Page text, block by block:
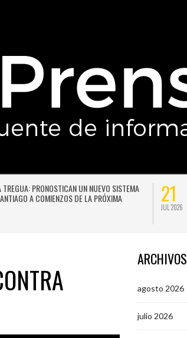
PRONOSTICAN UN NUEVO SISTEMA
A COMIENZOS DE LA PRÓXIMA
21
JUL 2026
ARCHIVOS
agosto 2026
julio 2026